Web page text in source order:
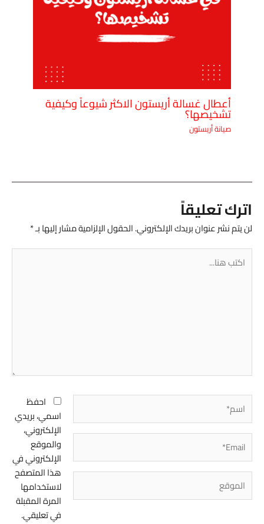
أعطال غسالة أريستون الاكثر شيوعاً وكيفية
تشخيصها؟
صيانة أريستون
اترك تعليقاً
لن يتم نشر عنوان بريدك الإلكتروني.الحقول الإلزامية مشار إليها بـ*
هنا...
احفظ
اسمي، بريدي
الإلكتروني،
والموقع
الإلكتروني في
هذا المتصفح
لاستخدامها
المرة المقبلة
في تعليقي.